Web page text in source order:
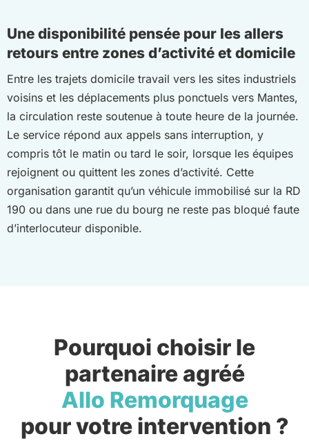
Une disponibilité pensée pour les allers
retours entre zones d’activité et domicile
Entre les trajets domicile travail vers les sites industriels
voisins et les déplacements plus ponctuels vers Mantes,
la circulation reste soutenue à toute heure de la journée.
Le service répond aux appels sans interruption, y
compris tôt le matin ou tard le soir, lorsque les équipes
rejoignent ou quittent les zones d’activité. Cette
organisation garantit qu’un véhicule immobilisé sur la RD
190 ou dans une rue du bourg ne reste pas bloqué faute
d’interlocuteur disponible.
Pourquoi choisir le
partenaire agréé
Allo Remorquage
pour votre intervention ?